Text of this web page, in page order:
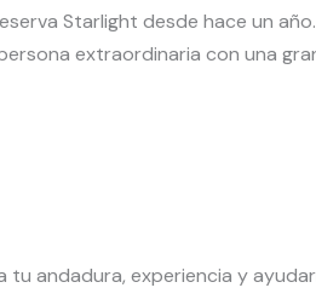
Starlight desde hace un
extraordinaria con una
tu andadura, experiencia y